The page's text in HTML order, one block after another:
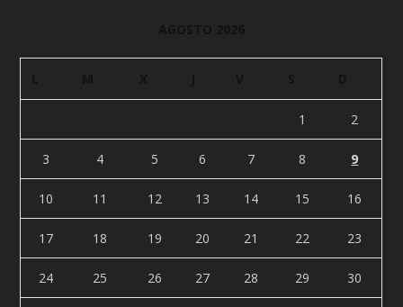
1 2
3 4 5 6 7 8 9
10 11 12 13 14 15 16
17 18 19 20 21 22 23
24 25 26 27 28 29 30